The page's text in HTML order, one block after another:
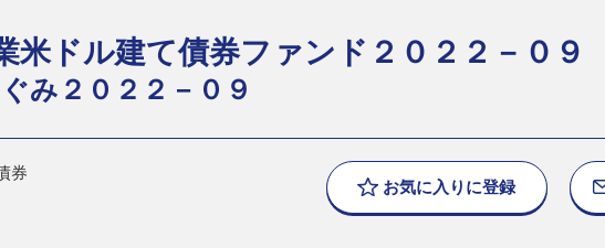
米ドル建て債券ファンド２０２２－０９
み２０２２－０９
券
お気に入りに登録